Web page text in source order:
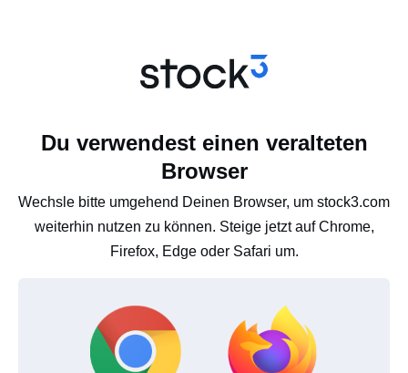
Du verwendest einen veralteten
Browser
Wechsle bitte umgehend Deinen Browser, um stock3.com
weiterhin nutzen zu können. Steige jetzt auf Chrome,
Firefox, Edge oder Safari um.